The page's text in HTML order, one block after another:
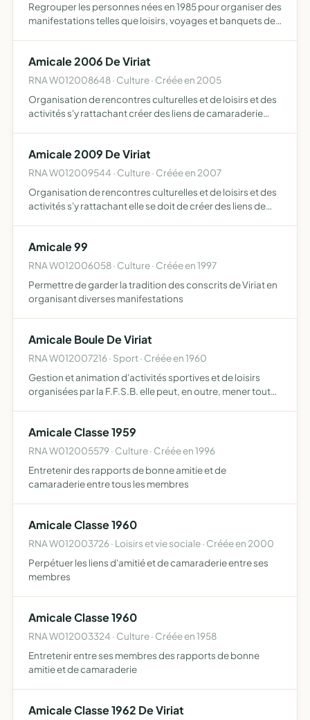
Regrouper les personnes nées en 1985 pour organiser des
manifestations telles que loisirs, voyages et banquets des
Amicale 2006 De Viriat
RNA W012008648 · Culture · Créée en 2005
Organisation de rencontres culturelles et de loisirs et des
activités s'y rattachant créer des liens de camaraderie
Amicale 2009 De Viriat
RNA W012009544 · Culture · Créée en 2007
Organisation de rencontres culturelles et de loisirs et des
activités s'y rattachant elle se doit de créer des liens de
Amicale 99
RNA W012006058 · Culture · Créée en 1997
Permettre de garder la tradition des conscrits de Viriat en
organisant diverses manifestations
Amicale Boule De Viriat
RNA W012007216 · Sport · Créée en 1960
Gestion et animation d'activités sportives et de loisirs
organisées par la F.F.S.B. elle peut, en outre, mener toutes
Amicale Classe 1959
RNA W012005579 · Culture · Créée en 1996
Entretenir des rapports de bonne amitie et de
camaraderie entre tous les membres
Amicale Classe 1960
RNA W012003726 · Loisirs et vie sociale · Créée en 2000
Perpétuer les liens d'amitié et de camaraderie entre ses
membres
Amicale Classe 1960
RNA W012003324 · Culture · Créée en 1958
Entretenir entre ses membres des rapports de bonne
amitie et de camaraderie
Amicale Classe 1962 De Viriat